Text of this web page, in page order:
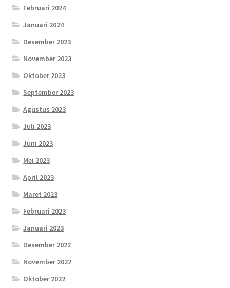
Februari 2024
Januari 2024
Desember 2023
November 2023
Oktober 2023
September 2023
Agustus 2023
Juli 2023
Juni 2023
Mei 2023
April 2023
Maret 2023
Februari 2023
Januari 2023
Desember 2022
November 2022
Oktober 2022